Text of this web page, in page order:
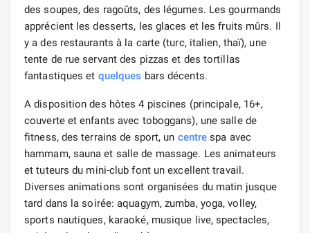
des soupes, des ragoûts, des légumes. Les gourmands
apprécient les desserts, les glaces et les fruits mûrs. Il
y a des restaurants à la carte (turc, italien, thaï), une
tente de rue servant des pizzas et des tortillas
fantastiques et quelques bars décents.
A disposition des hôtes 4 piscines (principale, 16+,
couverte et enfants avec toboggans), une salle de
fitness, des terrains de sport, un centre spa avec
hammam, sauna et salle de massage. Les animateurs
et tuteurs du mini-club font un excellent travail.
Diverses animations sont organisées du matin jusque
tard dans la soirée: aquagym, zumba, yoga, volley,
sports nautiques, karaoké, musique live, spectacles,